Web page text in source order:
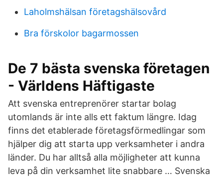
Laholmshälsan företagshälsovård
Bra förskolor bagarmossen
De 7 bästa svenska företagen
- Världens Häftigaste
Att svenska entreprenörer startar bolag
utomlands är inte alls ett faktum längre. Idag
finns det etablerade företagsförmedlingar som
hjälper dig att starta upp verksamheter i andra
länder. Du har alltså alla möjligheter att kunna
leva på din verksamhet lite snabbare … Svenska